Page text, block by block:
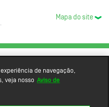
Mapa do site
de navegação,
veja nosso Aviso de